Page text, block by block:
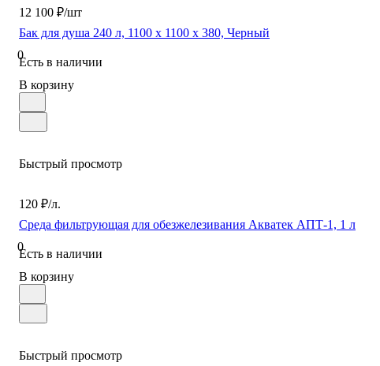
12 100 ₽/шт
Бак для душа 240 л, 1100 х 1100 х 380, Черный
0
Есть в наличии
В корзину
Быстрый просмотр
120 ₽/л.
Среда фильтрующая для обезжелезивания Акватек АПТ-1, 1 л
0
Есть в наличии
В корзину
Быстрый просмотр